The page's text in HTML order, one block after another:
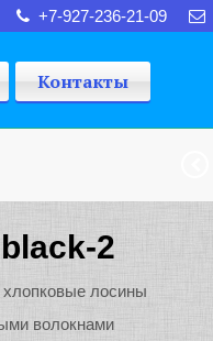
+7-927-236-21-09
Контакты
2
лосины
волокнами